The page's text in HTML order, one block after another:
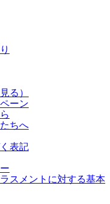
る ）
ーン
ちへ
表記
スメントに対する基本